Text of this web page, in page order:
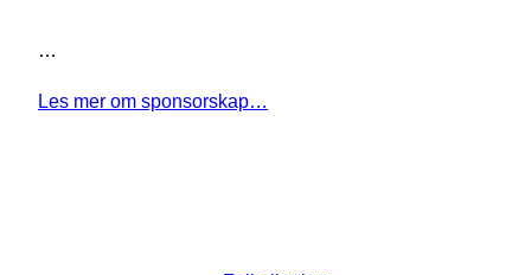
…
Les mer om sponsorskap…